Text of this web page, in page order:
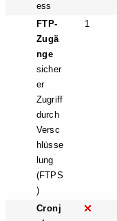
ess
FTP-
Zugä
nge
sicher
er
Zugriff
durch
Versc
hlüsse
lung
(FTPS
)
1
Cronj